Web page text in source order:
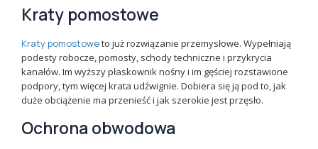
Kraty pomostowe
Kraty pomostoweto już rozwiązanie przemysłowe. Wypełniają
podesty robocze, pomosty, schody techniczne i przykrycia
kanałów. Im wyższy płaskownik nośny i im gęściej rozstawione
podpory, tym więcej krata udźwignie. Dobiera się ją pod to, jak
duże obciążenie ma przenieść i jak szerokie jest przęsło.
Ochrona obwodowa